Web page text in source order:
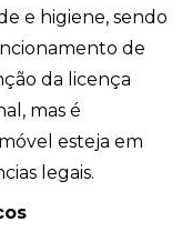
e higiene, sendo
de
da licença
mas é
esteja em
legais.